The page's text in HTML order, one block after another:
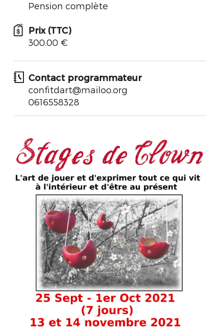
Pension complète
Prix (TTC)
300.00 €
Contact programmateur
confitdart@mailoo.org
0616558328